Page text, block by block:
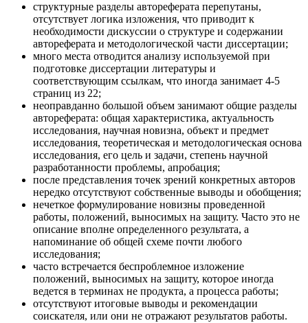
структурные разделы автореферата перепутаны,
отсутствует логика изложения, что приводит к
необходимости дискуссии о структуре и содержании
автореферата и методологической части диссертации;
много места отводится анализу используемой при
подготовке диссертации литературы и
соответствующим ссылкам, что иногда занимает 4-5
страниц из 22;
неоправданно большой объем занимают общие разделы
авто­реферата: общая характеристика, актуальность
исследования, научная новизна, объект и предмет
исследования, теоретиче­ская и методологическая основа
исследования, его цель и задачи, степень научной
разработанности проблемы, апроба­ция;
после представления точек зрений конкретных авторов
не­редко отсутствуют собственные выводы и обобщения;
нечеткое формулирование новизны проведенной
работы, по­ложений, выносимых на защиту. Часто это не
описание впол­не определенного результата, а
напоминание об общей схеме почти любого
исследования;
часто встречается беспроблемное изложение
положений, вы­носимых на защиту, которое иногда
ведется в терминах не продукта, а процесса работы;
отсутствуют итоговые выводы и рекомендации
соискателя, или они не отражают результатов работы.